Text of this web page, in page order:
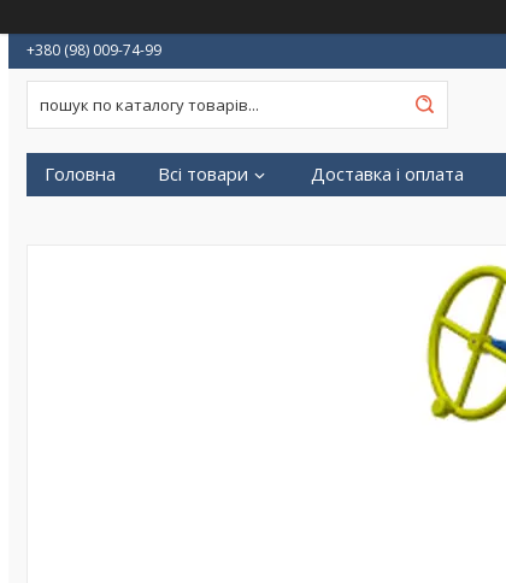
+380 (98) 009-74-99
Головна Всі товари Доставка і оплата